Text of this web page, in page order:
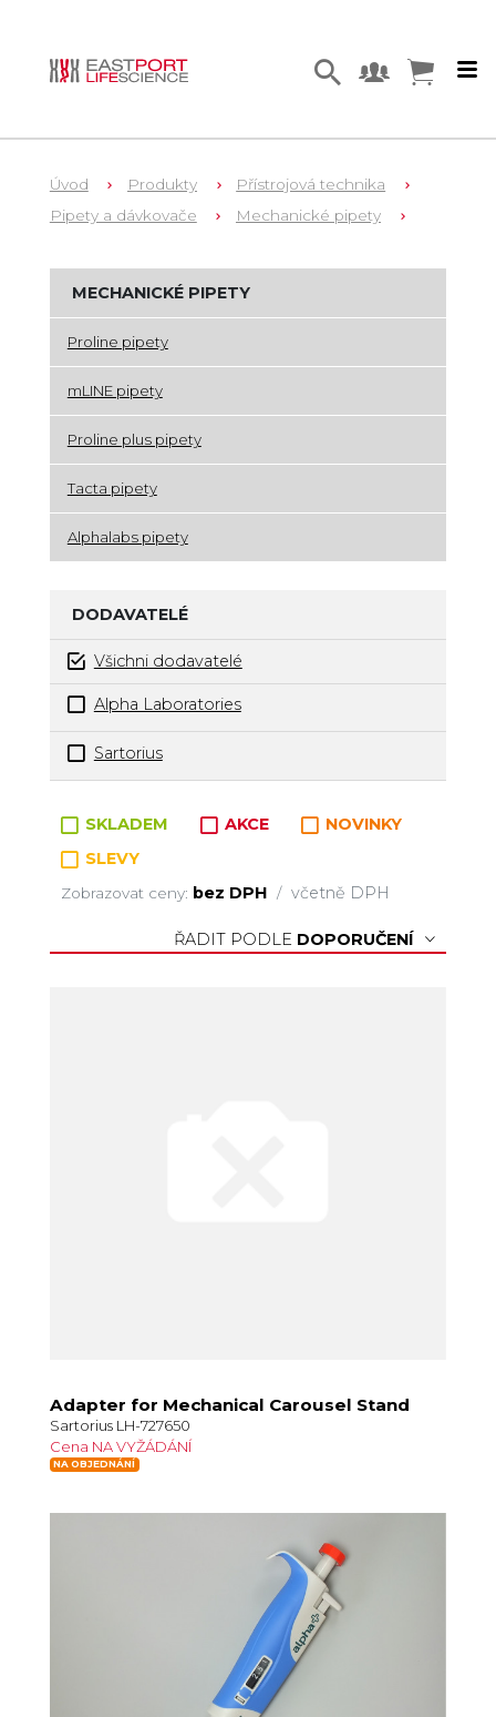
Úvod Produkty
Přístrojová technika
Pipety a dávkovače
Mechanické pipety
MECHANICKÉ PIPETY
Proline pipety
mLINE pipety
Proline plus pipety
Tacta pipety
Alphalabs pipety
DODAVATELÉ
Všichni dodavatelé
Alpha Laboratories
Sartorius
Zboží v kategorii
SKLADEM AKCE
NOVINKY
SLEVY
Zobrazovat ceny: bez DPH / včetně DPH
ŘADIT PODLE DOPORUČENÍ
Adapter for Mechanical Carousel Stand
Sartorius LH-727650
Cena NA VYŽÁDÁNÍ
NA OBJEDNÁNÍ